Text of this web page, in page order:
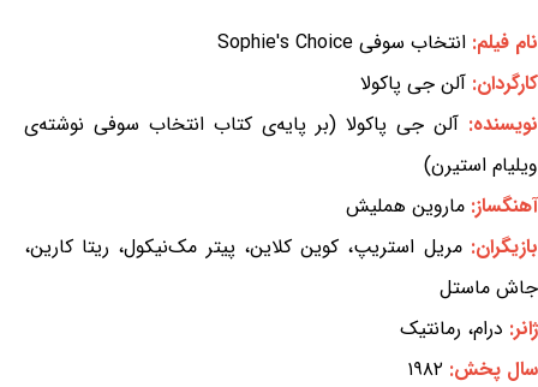
نام فیلم: انتخاب سوفی Sophie's Choice
کارگردان: آلن جی پاکولا
نویسنده: آلن جی پاکولا (بر پایه‌ی کتاب انتخاب سوفی نوشته‌ی
ویلیام استیرن)
آهنگساز: ماروین هملیش
بازیگران:مریل استریپ، کوین کلاین، پیتر مک‌نیکول، ریتا کارین،
جاش ماستل
ژانر: درام، رمانتیک
سال پخش: ۱۹۸۲